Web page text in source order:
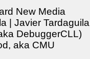
New Media
| Javier Tardaguila
DebuggerCLL)
aka CMU